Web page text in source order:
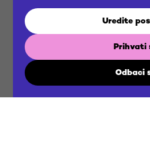
Uredite
Prihvati
Odbaci